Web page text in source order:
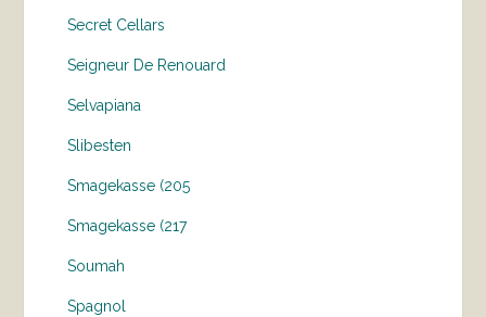
Secret Cellars
Seigneur De Renouard
Selvapiana
Slibesten
Smagekasse (205
Smagekasse (217
Soumah
Spagnol